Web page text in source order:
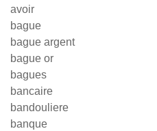
avoir
bague
bague argent
bague or
bagues
bancaire
bandouliere
banque